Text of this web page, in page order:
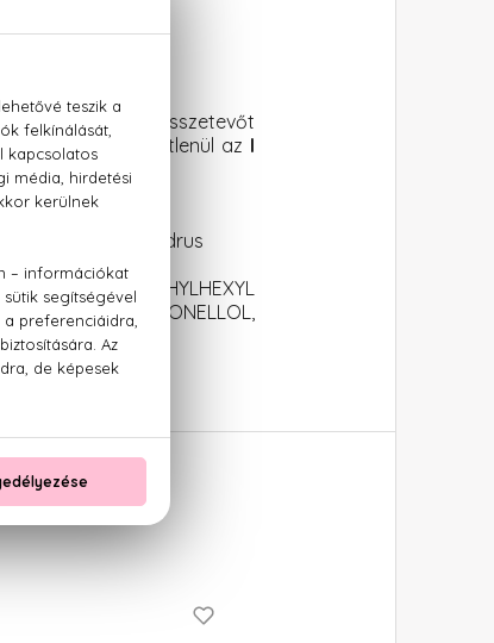
és aromás összetevőt
az I
fa, pézsma, cédrus
LIMONENE, ETHYLHEXYL
CITRONELLOL,